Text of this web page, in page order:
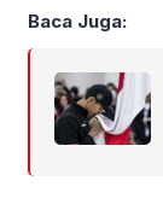
Baca Juga: